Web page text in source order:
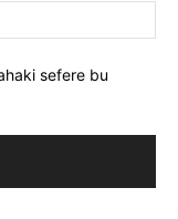
sefere bu